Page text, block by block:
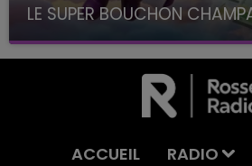
LE SUPER BOUCHON
avec La Famille Champagne
ACCUEIL RADIO